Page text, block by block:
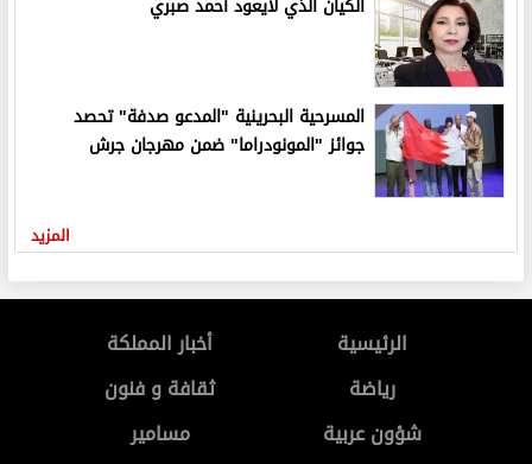
الكيان الذي لايعود أحمد صبري
المسرحية البحرينية "المدعو صدفة" تحصد
جوائز "المونودراما" ضمن مهرجان جرش
المزيد
الرئيسية
أخبار المملكة
رياضة
ثقافة و فنون
شؤون عربية
مسامير